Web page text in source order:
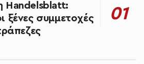
Handelsblatt:
ξένες συμμετοχές